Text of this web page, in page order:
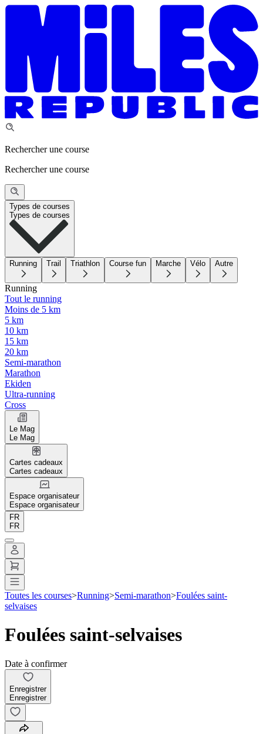
Rechercher une course
Rechercher une course
Types de courses
Types de courses
Running Trail Triathlon Course fun Marche Vélo Autre
Running
Tout le running
Moins de 5 km
5 km
10 km
15 km
20 km
Semi-marathon
Marathon
Ekiden
Ultra-running
Cross
Le Mag
Le Mag
Cartes cadeaux
Cartes cadeaux
Espace organisateur
Espace organisateur
FR
FR
Toutes les courses>Running>Semi-marathon>Foulées saint-
selvaises
Foulées saint-selvaises
Date à confirmer
Enregistrer
Enregistrer